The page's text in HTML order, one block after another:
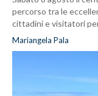
percorso tra le
cittadini e visitatori
Mariangela Pala